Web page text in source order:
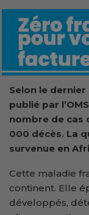
Selon le
publié par
nombre de cas
000 décès. La
survenue en
Cette maladie
continent. Elle
développés,